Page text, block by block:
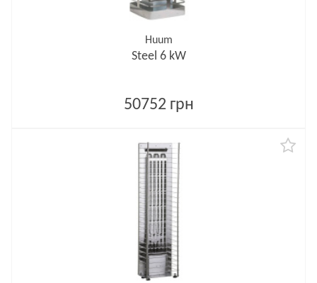
Huum
Steel 6 kW
50752 грн